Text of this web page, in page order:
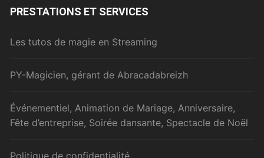
PRESTATIONS ET SERVICES
Les tutos de magie en Streaming
PY-Magicien, gérant de Abracadabreizh
Événementiel, Animation de Mariage, Anniversaire,
Fête d’entreprise, Soirée dansante, Spectacle de Noël